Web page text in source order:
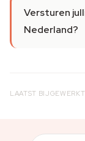
Versturen
Nederland?
LAATST